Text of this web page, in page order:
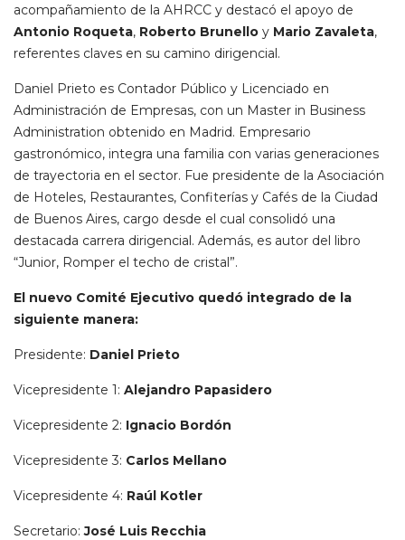
acompañamiento de la AHRCC y destacó el apoyo de
Antonio Roqueta, Roberto Brunello y Mario Zavaleta,
referentes claves en su camino dirigencial.
Daniel Prieto es Contador Público y Licenciado en
Administración de Empresas, con un Master in Business
Administration obtenido en Madrid. Empresario
gastronómico, integra una familia con varias generaciones
de trayectoria en el sector. Fue presidente de la Asociación
de Hoteles, Restaurantes, Confiterías y Cafés de la Ciudad
de Buenos Aires, cargo desde el cual consolidó una
destacada carrera dirigencial. Además, es autor del libro
“Junior, Romper el techo de cristal”.
El nuevo Comité Ejecutivo quedó integrado de la
siguiente manera:
Presidente: Daniel Prieto
Vicepresidente 1: Alejandro Papasidero
Vicepresidente 2: Ignacio Bordón
Vicepresidente 3: Carlos Mellano
Vicepresidente 4: Raúl Kotler
Secretario:José Luis Recchia